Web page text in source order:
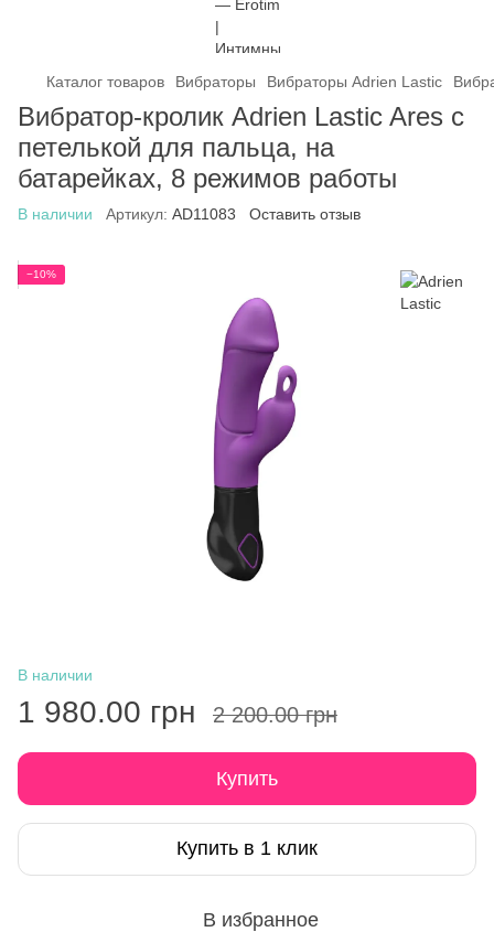
Каталог товаров Вибраторы Вибраторы Adrien Lastic
Вибратор-кролик Adrien Lastic Ares с
петелькой для пальца, на
батарейках, 8 режимов работы
В наличии Артикул: AD11083 Оставить отзыв
−10%
В наличии
1 980.00 грн 2 200.00 грн
Купить
Купить в 1 клик
В избранное